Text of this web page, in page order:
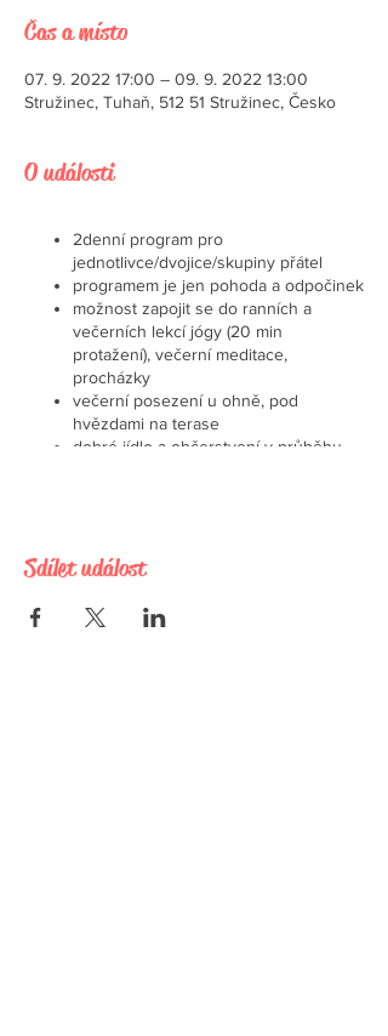
Čas a místo
07. 9. 2022 17:00 – 09. 9. 2022 13:00
Stružinec, Tuhaň, 512 51 Stružinec, Česko
O události
2denní program pro
jednotlivce/dvojice/skupiny přátel
programem je jen pohoda a odpočinek
možnost zapojit se do ranních a
večerních lekcí jógy (20 min
protažení), večerní meditace,
procházky
večerní posezení u ohně, pod
hvězdami na terase
dobré jídlo a občerstvení v průběhu
Sdílet událost